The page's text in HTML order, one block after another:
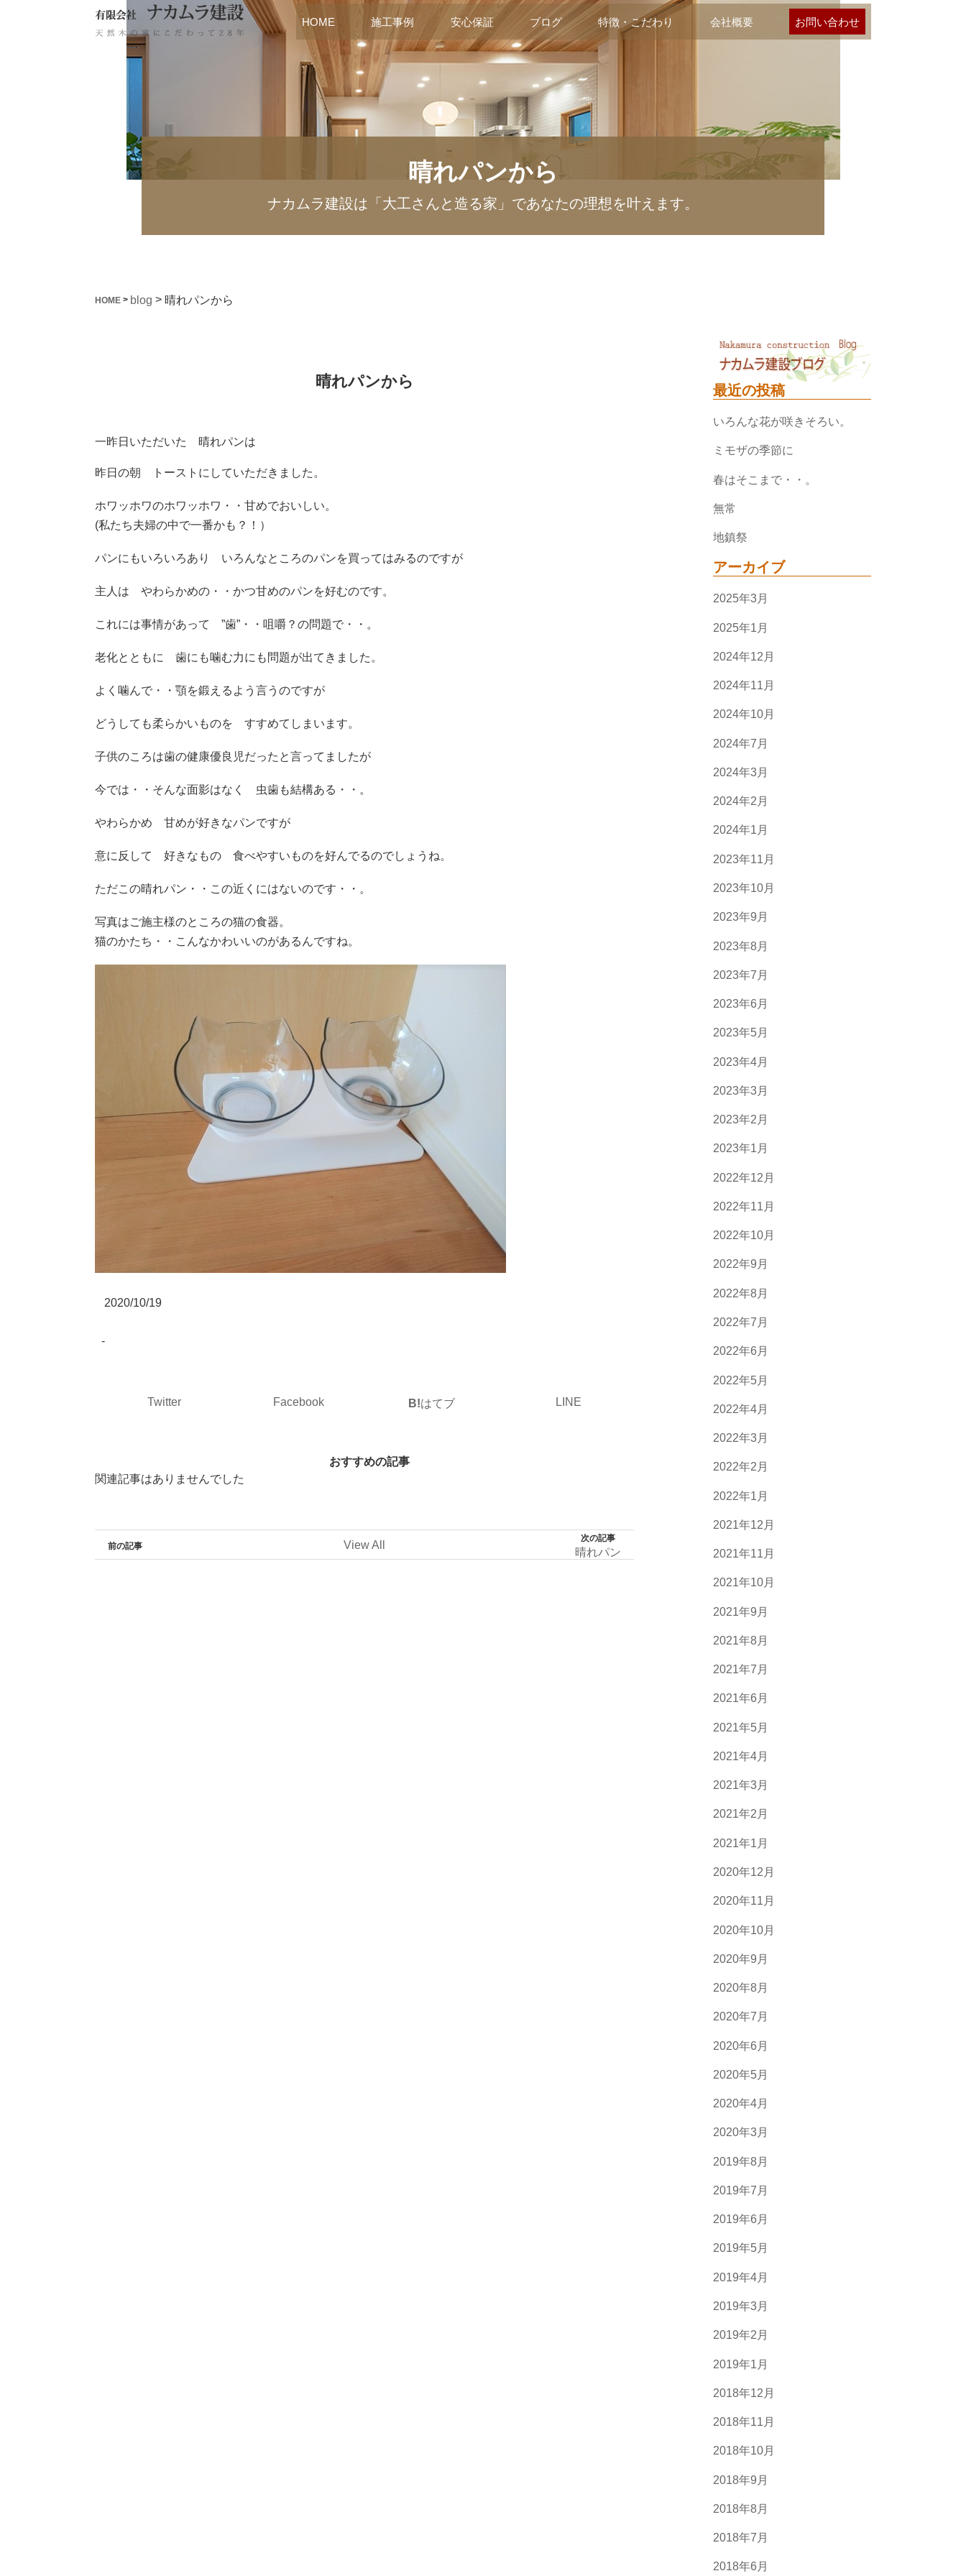
HOME 施工事例 安心保証 ブログ 特徴・こだわり 会社概要 お問い合わせ
晴れパンから
ナカムラ建設は「大工さんと造る家」であなたの理想を叶えます。
HOME > blog > 晴れパンから
晴れパンから
一昨日いただいた 晴れパンは
昨日の朝 トーストにしていただきました。
ホワッホワのホワッホワ・・甘めでおいしい。
(私たち夫婦の中で一番かも？！）
パンにもいろいろあり いろんなところのパンを買ってはみるのですが
主人は やわらかめの・・かつ甘めのパンを好むのです。
これには事情があって ”歯”・・咀嚼？の問題で・・。
老化とともに 歯にも噛む力にも問題が出てきました。
よく噛んで・・顎を鍛えるよう言うのですが
どうしても柔らかいものを すすめてしまいます。
子供のころは歯の健康優良児だったと言ってましたが
今では・・そんな面影はなく 虫歯も結構ある・・。
やわらかめ 甘めが好きなパンですが
意に反して 好きなもの 食べやすいものを好んでるのでしょうね。
ただこの晴れパン・・この近くにはないのです・・。
写真はご施主様のところの猫の食器。
猫のかたち・・こんなかわいいのがあるんですね。
2020/10/19
-
Twitter Facebook B!はてブ LINE
おすすめの記事
関連記事はありませんでした
前の記事 View All
次の記事
晴れパン
最近の投稿
いろんな花が咲きそろい。
ミモザの季節に
春はそこまで・・。
無常
地鎮祭
アーカイブ
2025年3月
2025年1月
2024年12月
2024年11月
2024年10月
2024年7月
2024年3月
2024年2月
2024年1月
2023年11月
2023年10月
2023年9月
2023年8月
2023年7月
2023年6月
2023年5月
2023年4月
2023年3月
2023年2月
2023年1月
2022年12月
2022年11月
2022年10月
2022年9月
2022年8月
2022年7月
2022年6月
2022年5月
2022年4月
2022年3月
2022年2月
2022年1月
2021年12月
2021年11月
2021年10月
2021年9月
2021年8月
2021年7月
2021年6月
2021年5月
2021年4月
2021年3月
2021年2月
2021年1月
2020年12月
2020年11月
2020年10月
2020年9月
2020年8月
2020年7月
2020年6月
2020年5月
2020年4月
2020年3月
2019年8月
2019年7月
2019年6月
2019年5月
2019年4月
2019年3月
2019年2月
2019年1月
2018年12月
2018年11月
2018年10月
2018年9月
2018年8月
2018年7月
2018年6月